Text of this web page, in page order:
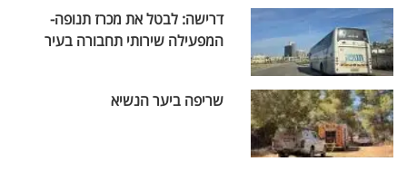
דרישה: לבטל את מכרז תנופה-
המפעילה שירותי תחבורה בעיר
שריפה ביער הנשיא